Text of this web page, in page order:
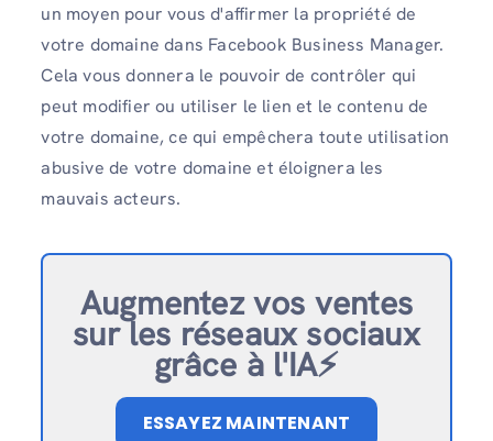
un moyen pour vous d'affirmer la propriété de
votre domaine dans Facebook Business Manager.
Cela vous donnera le pouvoir de contrôler qui
peut modifier ou utiliser le lien et le contenu de
votre domaine, ce qui empêchera toute utilisation
abusive de votre domaine et éloignera les
mauvais acteurs.
Augmentez vos ventes
sur les réseaux sociaux
grâce à l'IA⚡️
ESSAYEZ MAINTENANT